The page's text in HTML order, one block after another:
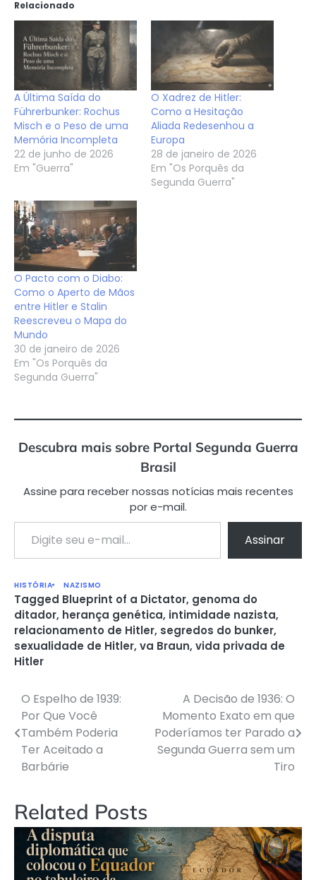
Relacionado
A Última Saída do
Führerbunker: Rochus
Misch e o Peso de uma
Memória Incompleta
22 de junho de 2026
Em "Guerra"
O Xadrez de Hitler:
Como a Hesitação
Aliada Redesenhou a
Europa
28 de janeiro de 2026
Em "Os Porquês da
Segunda Guerra"
O Pacto com o Diabo:
Como o Aperto de Mãos
entre Hitler e Stalin
Reescreveu o Mapa do
Mundo
30 de janeiro de 2026
Em "Os Porquês da
Segunda Guerra"
Descubra mais sobre Portal Segunda Guerra
Brasil
Assine para receber nossas notícias mais recentes
por e-mail.
Digite seu e-mail…
Assinar
HISTÓRIA NAZISMO
Tagged Blueprint of a Dictator, genoma do
ditador, herança genética, intimidade nazista,
relacionamento de Hitler, segredos do bunker,
sexualidade de Hitler, va Braun, vida privada de
Hitler
Navegação
de
Post
O Espelho de 1939:
Por Que Você
Também Poderia
Ter Aceitado a
Barbárie
A Decisão de 1936: O
Momento Exato em que
Poderíamos ter Parado a
Segunda Guerra sem um
Tiro
Related Posts